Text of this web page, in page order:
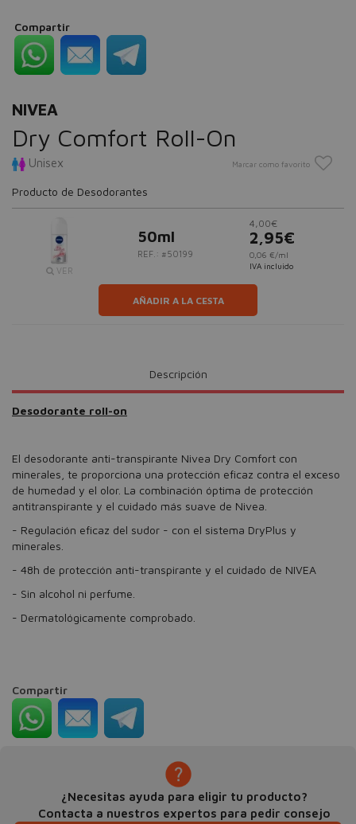
Compartir
NIVEA
Dry Comfort Roll-On
Unisex Marcar como favorito
Producto de Desodorantes
VER
50ml
REF.: #50199
4,00€
2,95€
0,06 €/ml
IVA incluido
AÑADIR A LA CESTA
Descripción
Desodorante roll-on
El desodorante anti-transpirante Nivea Dry Comfort con
minerales, te proporciona una protección eficaz contra el exceso
de humedad y el olor. La combinación óptima de protección
antitranspirante y el cuidado más suave de Nivea.
- Regulación eficaz del sudor - con el sistema DryPlus y
minerales.
- 48h de protección anti-transpirante y el cuidado de NIVEA
- Sin alcohol ni perfume.
- Dermatológicamente comprobado.
Compartir
¿Necesitas ayuda para eligir tu producto?
Contacta a nuestros expertos para pedir consejo